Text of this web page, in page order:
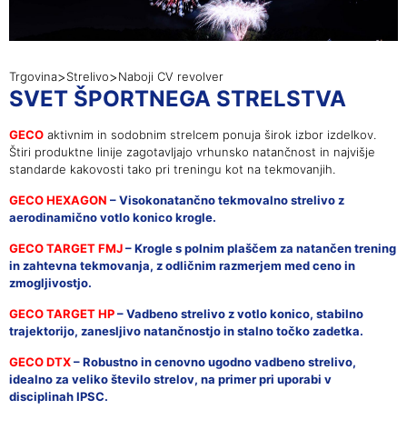
Trgovina>Strelivo>Naboji CV revolver
SVET ŠPORTNEGA STRELSTVA
GECO aktivnim in sodobnim strelcem ponuja širok izbor izdelkov.
Štiri produktne linije zagotavljajo vrhunsko natančnost in najvišje
standarde kakovosti tako pri treningu kot na tekmovanjih.
GECO HEXAGON – Visokonatančno tekmovalno strelivo z
aerodinamično votlo konico krogle.
GECO TARGET FMJ– Krogle s polnim plaščem za natančen trening
in zahtevna tekmovanja, z odličnim razmerjem med ceno in
zmogljivostjo.
GECO TARGET HP– Vadbeno strelivo z votlo konico, stabilno
trajektorijo, zanesljivo natančnostjo in stalno točko zadetka.
GECO DTX– Robustno in cenovno ugodno vadbeno strelivo,
idealno za veliko število strelov, na primer pri uporabi v
disciplinah IPSC.